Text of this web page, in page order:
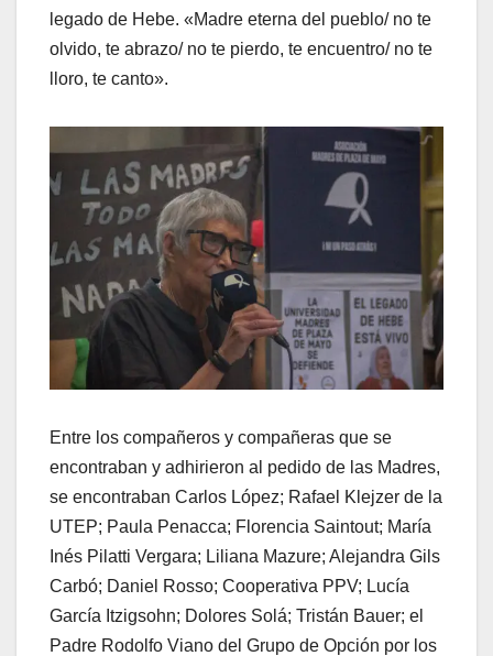
legado de Hebe. «Madre eterna del pueblo/ no te
olvido, te abrazo/ no te pierdo, te encuentro/ no te
lloro, te canto».
Entre los compañeros y compañeras que se
encontraban y adhirieron al pedido de las Madres,
se encontraban Carlos López; Rafael Klejzer de la
UTEP; Paula Penacca; Florencia Saintout; María
Inés Pilatti Vergara; Liliana Mazure; Alejandra Gils
Carbó; Daniel Rosso; Cooperativa PPV; Lucía
García Itzigsohn; Dolores Solá; Tristán Bauer; el
Padre Rodolfo Viano del Grupo de Opción por los